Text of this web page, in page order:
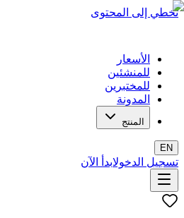
تخطي إلى المحتوى
الأسعار
للمنشئين
للمختبرين
المدونة
المنتج
EN
تسجيل الدخولابدأ الآن